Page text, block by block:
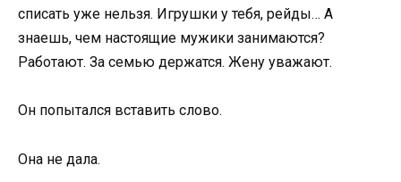
списать уже нельзя. Игрушки у тебя, рейды… А
знаешь, чем настоящие мужики занимаются?
Работают. За семью держатся. Жену уважают.
Он попытался вставить слово.
Она не дала.